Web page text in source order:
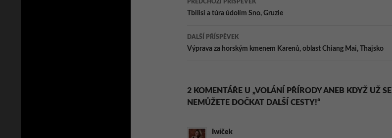
pro
příspěvky
PŘEDCHOZÍ PŘÍSPĚVEK
Tbilisi a túra údolím Sno, Gruzie
DALŠÍ PŘÍSPĚVEK
Výprava za horským kmenem Karenů, oblast Chiang Mai, Thajsko
2 KOMENTÁŘE U „VOLÁNÍ PŘÍRODY ANEB KDYŽ UŽ SE
NEMŮŽETE DOČKAT DALŠÍ CESTY!“
Iwíček